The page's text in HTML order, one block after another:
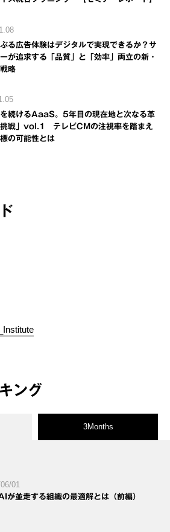
る広告体験はデジタルで実現できるか？サ
が追求する「品質」と「効率」両立の新・
略
を続けるAaaS。5年目の現在地と次なる革
挑戦」vol.1 テレビCMの注視率を踏まえ
の可能性とは
ング
3Months
01
が並走する組織の最適解とは（前編）